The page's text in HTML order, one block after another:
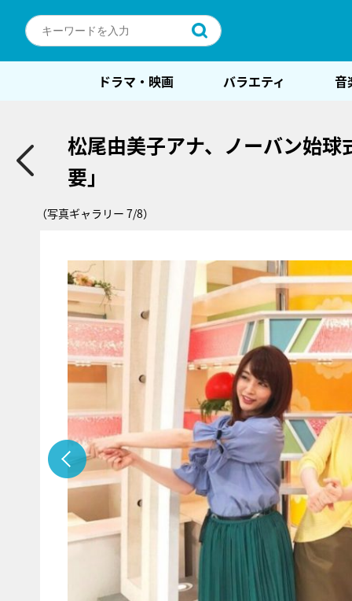
ドラマ・映画 バラエティ 音
松尾由美子アナ、ノーバン始
要」
（写真ギャラリー 7/8）